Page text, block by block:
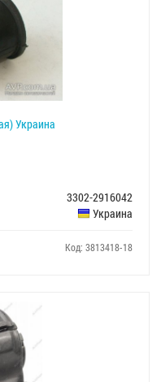
Украина
3302-2916042
Украина
Код: 3813418-18